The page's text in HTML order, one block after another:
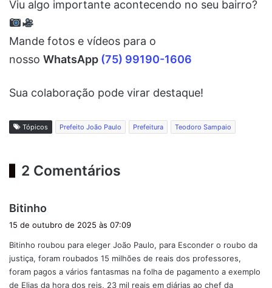
Viu algo importante acontecendo no seu bairro?
Mande fotos e vídeos para o
nosso WhatsApp (75) 99190-1606
Sua colaboração pode virar destaque!
Tópicos Prefeito João Paulo Prefeitura Teodoro Sampaio
2 Comentários
Bitinho
s
e
:
15 de outubro de 2025 às 07:09
Bitinho roubou para eleger João Paulo, para Esconder o roubo da
justiça, foram roubados 15 milhões de reais dos professores,
foram pagos a vários fantasmas na folha de pagamento a exemplo
de Elias da hora dos reis, 23 mil reais em diárias ao chef da